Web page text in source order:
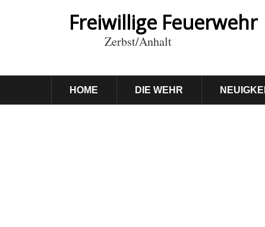
Freiwillige Feuerwehr
Zerbst/Anhalt
HOME DIE WEHR